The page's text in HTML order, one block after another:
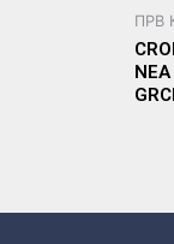
ПРВ